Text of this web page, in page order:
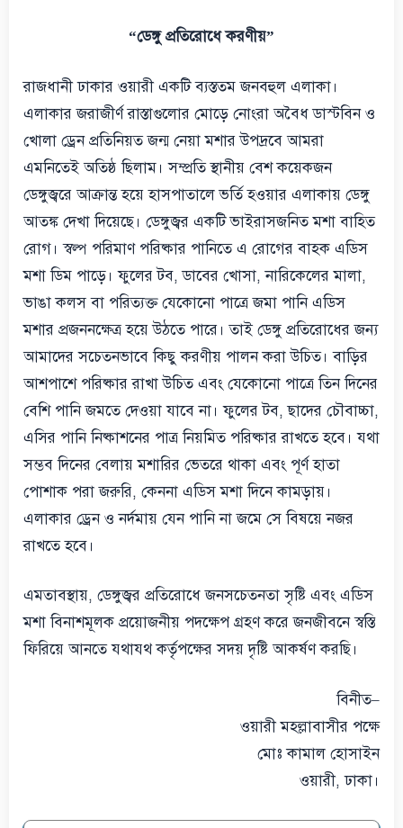
“ডেঙ্গু প্রতিরোধে করণীয়”
রাজধানী ঢাকার ওয়ারী একটি ব্যস্ততম জনবহুল এলাকা।
এলাকার জরাজীর্ণ রাস্তাগুলোর মোড়ে নোংরা অবৈধ ডাস্টবিন ও
খোলা ড্রেন প্রতিনিয়ত জন্ম নেয়া মশার উপদ্রবে আমরা
এমনিতেই অতিষ্ঠ ছিলাম। সম্প্রতি স্থানীয় বেশ কয়েকজন
ডেঙ্গুজ্বরে আক্রান্ত হয়ে হাসপাতালে ভর্তি হওয়ার এলাকায় ডেঙ্গু
আতঙ্ক দেখা দিয়েছে। ডেঙ্গুজ্বর একটি ভাইরাসজনিত মশা বাহিত
রোগ। স্বল্প পরিমাণ পরিষ্কার পানিতে এ রোগের বাহক এডিস
মশা ডিম পাড়ে। ফুলের টব, ডাবের খোসা, নারিকেলের মালা,
ভাঙা কলস বা পরিত্যক্ত যেকোনো পাত্রে জমা পানি এডিস
মশার প্রজননক্ষেত্র হয়ে উঠতে পারে। তাই ডেঙ্গু প্রতিরোধের জন্য
আমাদের সচেতনভাবে কিছু করণীয় পালন করা উচিত। বাড়ির
আশপাশে পরিষ্কার রাখা উচিত এবং যেকোনো পাত্রে তিন দিনের
বেশি পানি জমতে দেওয়া যাবে না। ফুলের টব, ছাদের চৌবাচ্চা,
এসির পানি নিষ্কাশনের পাত্র নিয়মিত পরিষ্কার রাখতে হবে। যথা
সম্ভব দিনের বেলায় মশারির ভেতরে থাকা এবং পূর্ণ হাতা
পোশাক পরা জরুরি, কেননা এডিস মশা দিনে কামড়ায়।
এলাকার ড্রেন ও নর্দমায় যেন পানি না জমে সে বিষয়ে নজর
রাখতে হবে।
এমতাবস্থায়, ডেঙ্গুজ্বর প্রতিরোধে জনসচেতনতা সৃষ্টি এবং এডিস
মশা বিনাশমূলক প্রয়োজনীয় পদক্ষেপ গ্রহণ করে জনজীবনে স্বস্তি
ফিরিয়ে আনতে যথাযথ কর্তৃপক্ষের সদয় দৃষ্টি আকর্ষণ করছি।
বিনীত–
ওয়ারী মহল্লাবাসীর পক্ষে
মোঃ কামাল হোসাইন
ওয়ারী, ঢাকা।